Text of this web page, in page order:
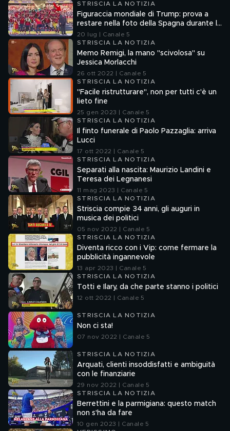
STRISCIA LA NOTIZIA
Figuraccia mondiale di Trump: prova a
restare nella foto della Spagna durante la
premiazione
20 lug | Canale 5
STRISCIA LA NOTIZIA
Memo Remigi, la mano "scivolosa" su
Jessica Morlacchi
26 ott 2022 | Canale 5
STRISCIA LA NOTIZIA
"Facile ristrutturare", non per tutti c'è un
lieto fine
25 gen 2023 | Canale 5
STRISCIA LA NOTIZIA
Il finto funerale di Paolo Pazzaglia: arriva
Lucci
17 ott 2022 | Canale 5
STRISCIA LA NOTIZIA
Separati alla nascita: Maurizio Landini e
Teresa dei Legnanesi
11 mag 2023 | Canale 5
STRISCIA LA NOTIZIA
Striscia compie 34 anni, gli auguri in
musica dei politici
05 nov 2022 | Canale 5
STRISCIA LA NOTIZIA
Diventa ricco con i Vip: come fermare la
pubblicità ingannevole
13 apr 2023 | Canale 5
STRISCIA LA NOTIZIA
Totti e Ilary, da che parte stanno i politici
12 ott 2022 | Canale 5
STRISCIA LA NOTIZIA
Non ci sta!
07 nov 2022 | Canale 5
STRISCIA LA NOTIZIA
Arquati, clienti insoddisfatti e ambiguità
con le finanziarie
29 nov 2022 | Canale 5
STRISCIA LA NOTIZIA
Berrettini e la parmigiana: questo match
non s'ha da fare
10 gen 2023 | Canale 5